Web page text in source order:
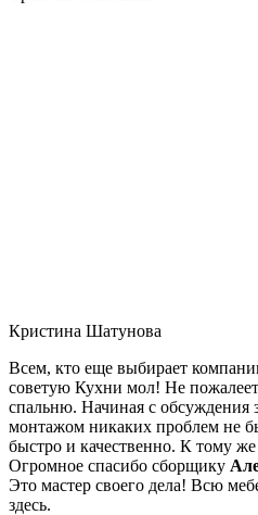
Кристина Шатунова
Всем, кто еще выбирает
советую Кухни мол! Не
спальню. Начиная с обсуждения
монтажом никаких проблем не
быстро и качественно. К тому
Огромное спасибо сборщику
Это мастер своего дела! Всю
здесь.